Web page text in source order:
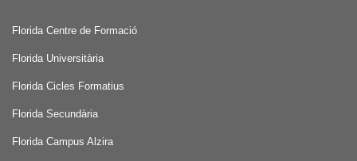
Florida Centre de Formació
Florida Universitària
Florida Cicles Formatius
Florida Secundària
Florida Campus Alzira